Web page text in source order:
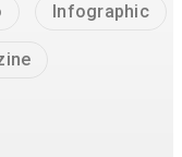
Infographic